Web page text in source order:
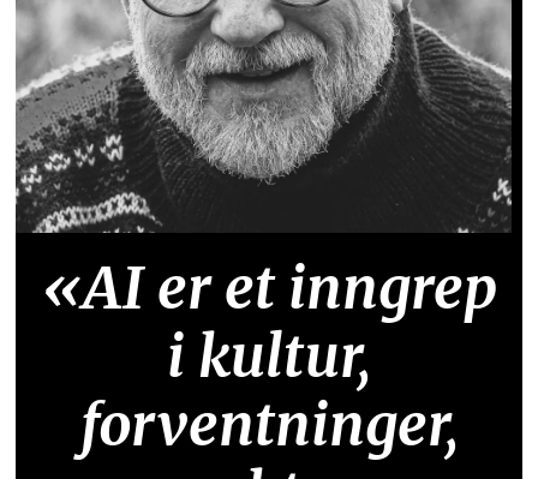
«AI er et inngrep
i kultur,
forventninger,